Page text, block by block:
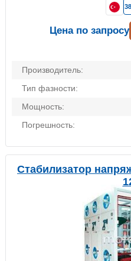
Производитель:
Тип фазности:
Мощность:
Погрешность:
Цена по запросу
Стабилизатор